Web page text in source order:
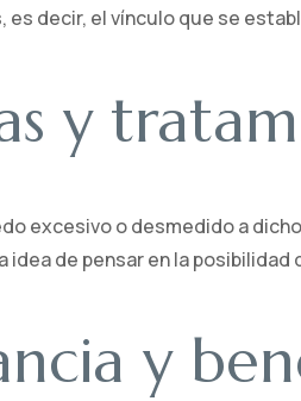
decir, el vínculo que se
y
excesivo o desmedido a
de pensar en la posibilidad
y